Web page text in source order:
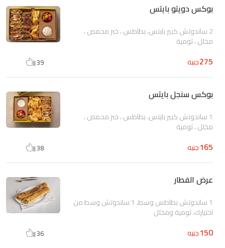
بوكس دويتو بايتس
2 ساندوتش كبير بايتس، بطاطس ، خبز محمص ،
مخلل ، ثومية
275جنيه 39
بوكس سنجل بايتس
1 ساندوتش كبير بايتس، بطاطس ، خبز محمص ،
مخلل ، ثومية
165جنيه 38
عرض الفطار
1 ساندوتش بطاطس وسط، 1 ساندوتش وسط من
اختيارك، ثومية ومخلل
150جنيه 36